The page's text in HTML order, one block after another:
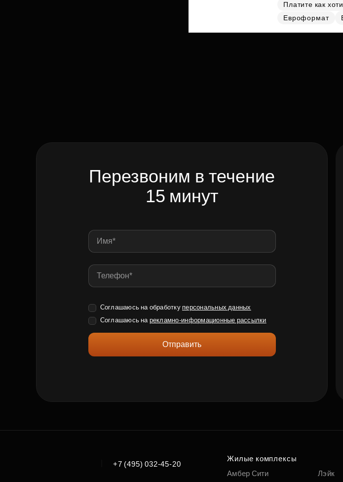
Платите как
Евроформат
Перезвоним в течение
15 минут
Соглашаюсь на обработку персональных данных
Соглашаюсь на рекламно-информационные рассылки
Отправить
+7 (495) 032-45-20
Жилые комплексы
Амбер Сити
Лэйк